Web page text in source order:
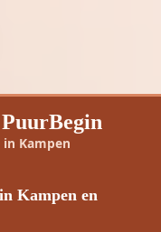
Kampen
Kampen en